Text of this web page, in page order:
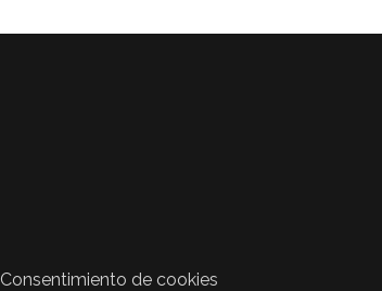
Consentimiento de cookies